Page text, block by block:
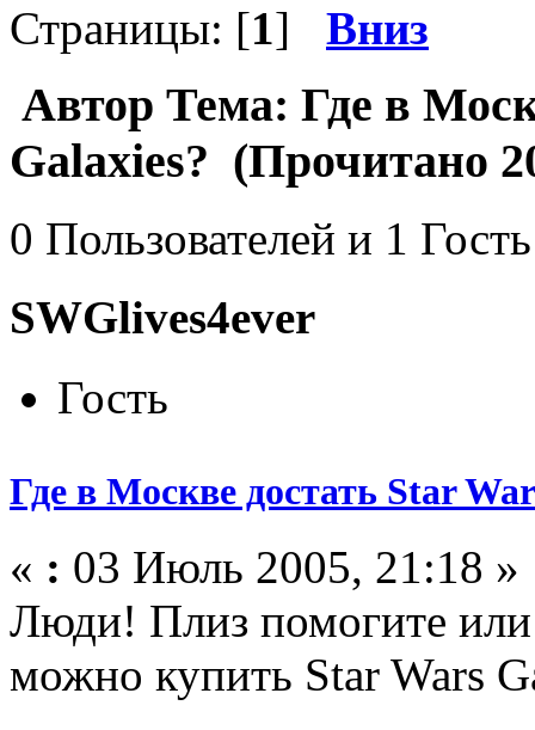
Страницы: [1] Вниз
Автор Тема: Где в
Galaxies? (Прочитано
0 Пользователей и 1
SWGlives4ever
Гость
Где в Москве достать Star
« : 03 Июль 2005, 21:18 »
Люди! Плиз помогите
можно купить Star Wars